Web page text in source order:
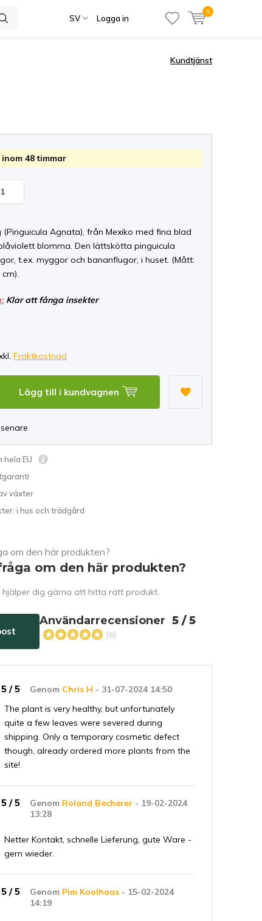
SV Logga in
0
Kundtjänst
48 timmar
(Pinguicula Agnata), från Mexiko med fina blad
blomma. Den lättskötta pinguicula
t.ex. myggor och bananflugor, i huset. (Mått:
Klar att fånga insekter
Fraktkostnad
Lägg till i kundvagnen
hela EU
växter
i hus och trädgård
om den här produkten?
hjälper dig gärna att hitta rätt produkt.
Användarrecensioner 5 / 5
(6)
Genom Chris H - 31-07-2024 14:50
5 / 5
The plant is very healthy, but unfortunately
quite a few leaves were severed during
shipping. Only a temporary cosmetic defect
though, already ordered more plants from the
site!
Genom Roland Becherer - 19-02-2024
13:28
5 / 5
Netter Kontakt, schnelle Lieferung, gute Ware -
gern wieder.
Genom Pim Koolhaas - 15-02-2024
14:19
5 / 5